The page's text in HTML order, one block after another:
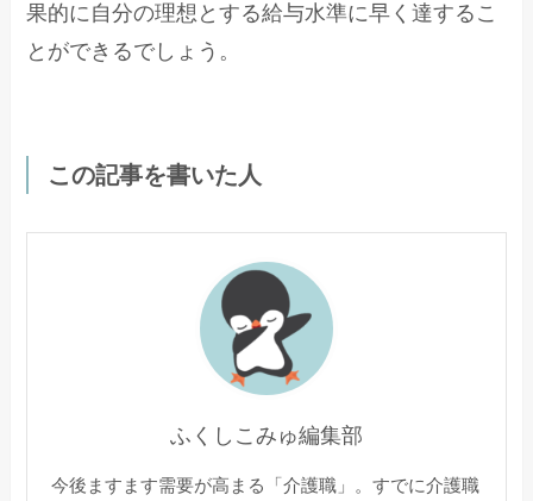
果的に自分の理想とする給与水準に早く達するこ
とができるでしょう。
この記事を書いた人
ふくしこみゅ編集部
今後ますます需要が高まる「介護職」。すでに介護職